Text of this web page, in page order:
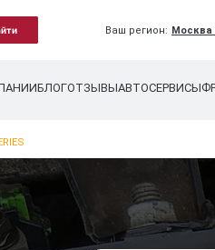
Ваш регион:
БЛОГОТЗЫВЫАВТОСЕРВИСЫ